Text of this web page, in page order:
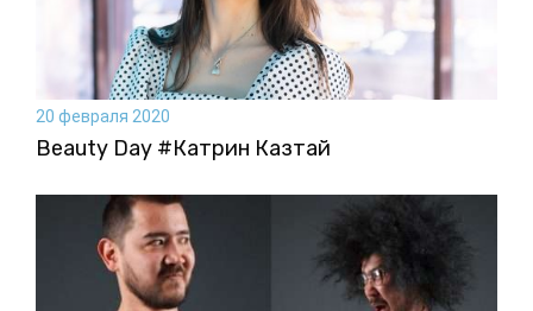
20 февраля 2020
Beauty Day #Катрин Казтай